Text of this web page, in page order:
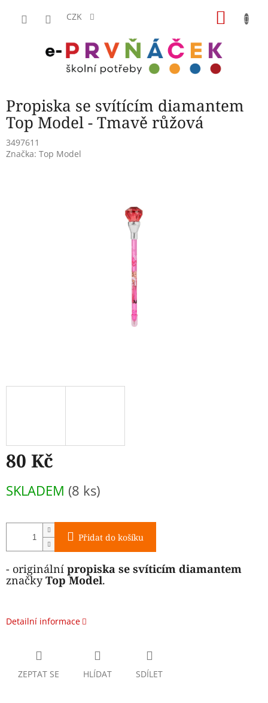
CZK
Propiska se svítícím diamantem
Top Model - Tmavě růžová
3497611
Značka: Top Model
80 Kč
cena:
SKLADEM (8 ks)
Přidat do košíku
- originální propiska se svíticím diamantem
značkyTop Model.
Detailní informace
ZEPTAT SE HLÍDAT SDÍLET